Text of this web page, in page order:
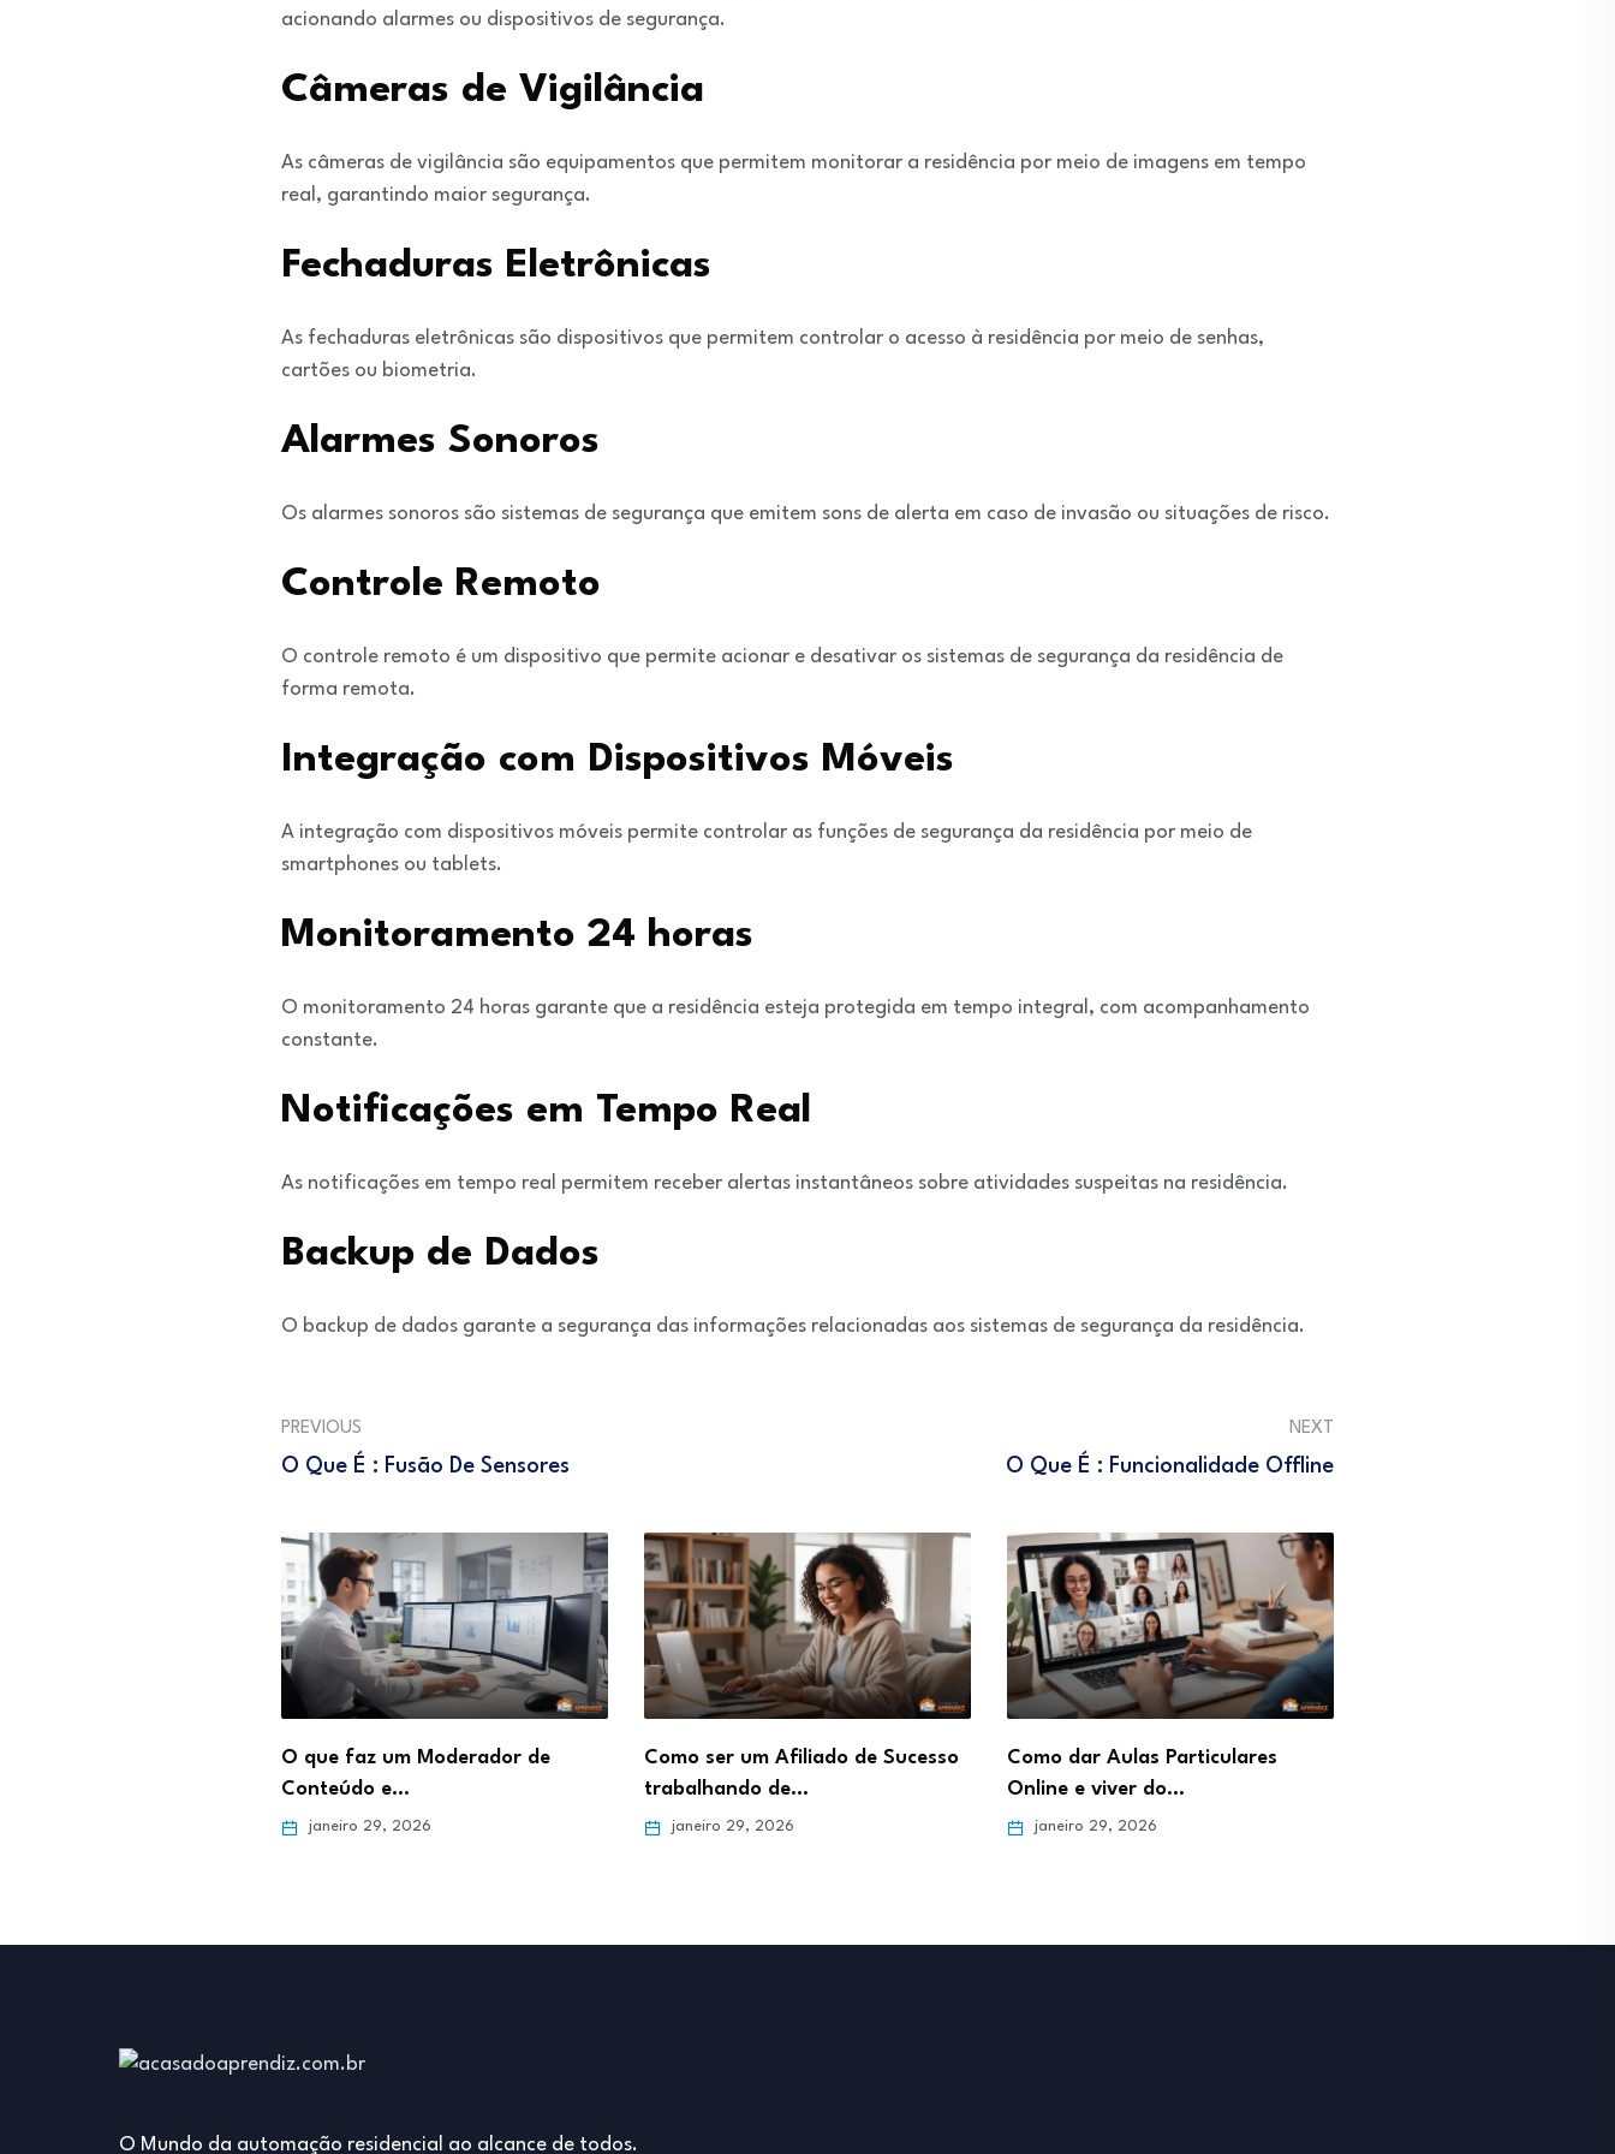
acionando alarmes ou dispositivos de segurança.
Câmeras de Vigilância
As câmeras de vigilância são equipamentos que permitem monitorar a residência por meio de imagens em tempo
real, garantindo maior segurança.
Fechaduras Eletrônicas
As fechaduras eletrônicas são dispositivos que permitem controlar o acesso à residência por meio de senhas,
cartões ou biometria.
Alarmes Sonoros
Os alarmes sonoros são sistemas de segurança que emitem sons de alerta em caso de invasão ou situações de risco.
Controle Remoto
O controle remoto é um dispositivo que permite acionar e desativar os sistemas de segurança da residência de
forma remota.
Integração com Dispositivos Móveis
A integração com dispositivos móveis permite controlar as funções de segurança da residência por meio de
smartphones ou tablets.
Monitoramento 24 horas
O monitoramento 24 horas garante que a residência esteja protegida em tempo integral, com acompanhamento
constante.
Notificações em Tempo Real
As notificações em tempo real permitem receber alertas instantâneos sobre atividades suspeitas na residência.
Backup de Dados
O backup de dados garante a segurança das informações relacionadas aos sistemas de segurança da residência.
PREVIOUS
O Que É : Fusão De Sensores
NEXT
O Que É : Funcionalidade Offline
O que faz um Moderador de
Conteúdo e…
janeiro 29, 2026
Como ser um Afiliado de Sucesso
trabalhando de…
janeiro 29, 2026
Como dar Aulas Particulares
Online e viver do…
janeiro 29, 2026
O Mundo da automação residencial ao alcance de todos.